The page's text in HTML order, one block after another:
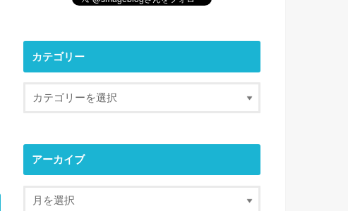
カテゴリー
アーカイブ